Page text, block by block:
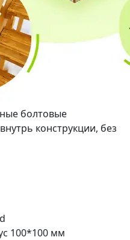
болтовые
конструкции, без
100*100 мм